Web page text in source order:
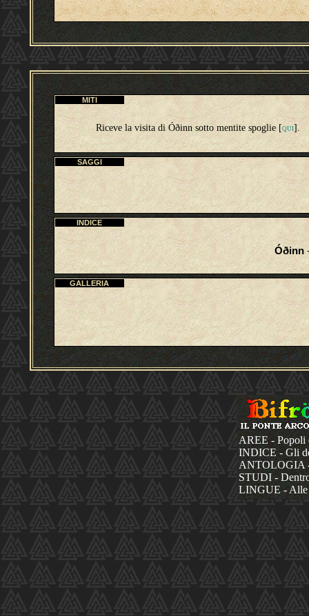
MITI
Riceve la visita di Óðinn sotto mentite spoglie [QUI].
SAGGI
INDICE
Óðinn
GALLERIA
AREE - Popoli
INDICE - Gli
ANTOLOGIA
STUDI -
LINGUE - Alle